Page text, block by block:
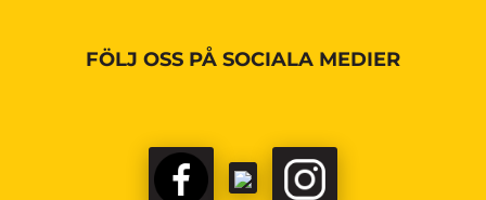
FÖLJ OSS PÅ SOCIALA MEDIER